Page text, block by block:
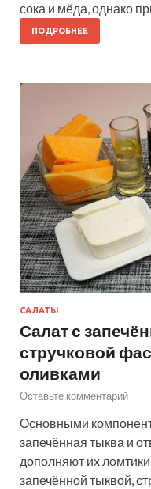
сока и мёда, однако
ПОДРОБНЕЕ
САЛАТЫ
Салат с
стручковой
оливками
Оставьте комментарий
Основными
запечённая тыква и
дополняют их
запечённой тыквой,